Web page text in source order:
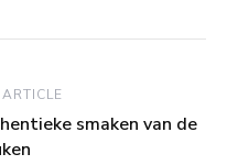
smaken van de